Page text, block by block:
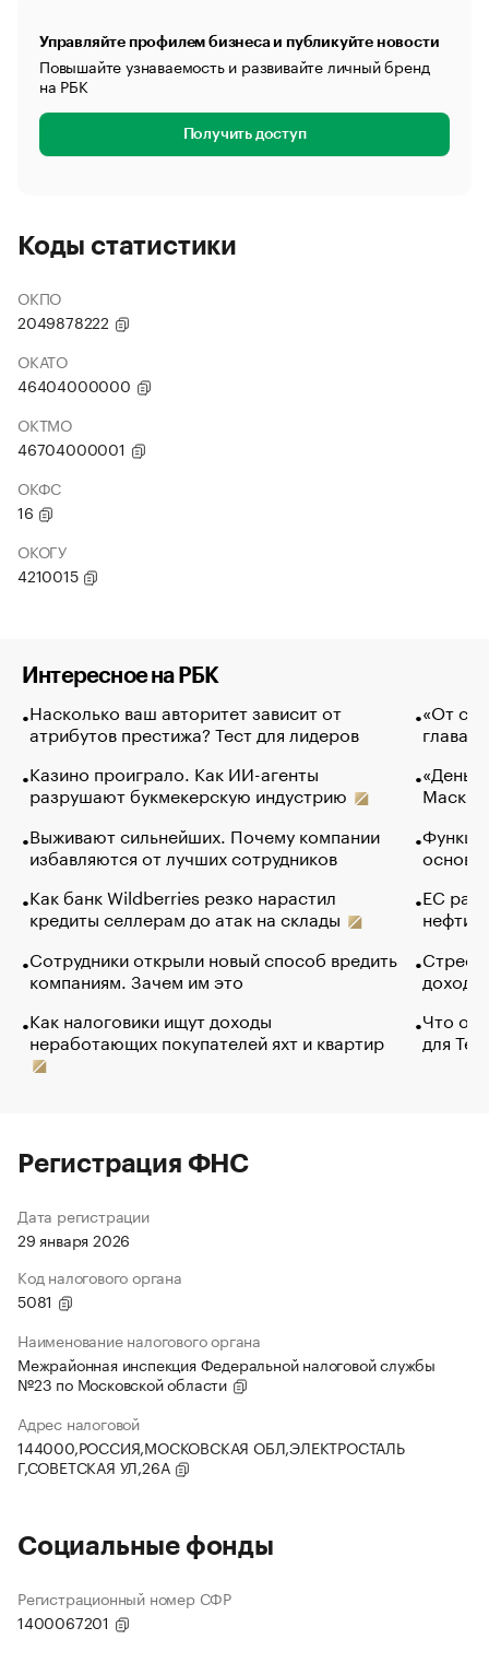
Управляйте профилем бизнеса и публикуйте новости
Повышайте узнаваемость и развивайте личный бренд
на РБК
Получить доступ
Коды статистики
ОКПО
2049878222
ОКАТО
46404000000
ОКТМО
46704000001
ОКФС
16
ОКОГУ
4210015
Интересное на РБК
Насколько ваш авторитет зависит от
атрибутов престижа? Тест для лидеров
Казино проиграло. Как ИИ-агенты
разрушают букмекерскую индустрию
Выживают сильнейших. Почему компании
избавляются от лучших сотрудников
Как банк Wildberries резко нарастил
кредиты селлерам до атак на склады
Сотрудники открыли новый способ вредить
компаниям. Зачем им это
Как налоговики ищут доходы
неработающих покупателей яхт и квартир
«От
глава
Маск в
основ
ЕС
нефти
Что
для
Регистрация ФНС
Дата регистрации
29 января 2026
Код налогового органа
5081
Наименование налогового органа
Межрайонная инспекция Федеральной налоговой службы
№23 по Московской области
Адрес налоговой
144000,РОССИЯ,МОСКОВСКАЯ ОБЛ,ЭЛЕКТРОСТАЛЬ
Г,СОВЕТСКАЯ УЛ,26А
Социальные фонды
Регистрационный номер СФР
1400067201